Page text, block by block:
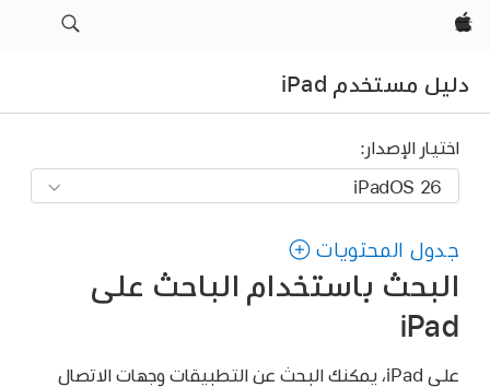
Apple‏
دليل مستخدم iPad
اختيار الإصدار:
جدول المحتويات
البحث باستخدام الباحث على
iPad
على iPad، يمكنك البحث عن التطبيقات وجهات الاتصال